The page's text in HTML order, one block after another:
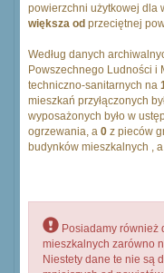
powierzchni użytkowej dla
większa od przeciętnej
Według danych
Powszechnego Ludności i
techniczno-sanitarnych na
mieszkań przyłączonych
wyposażonych było w
ogrzewania, a 0 z pieców
budynków mieszkalnych , a
Posiadamy również
mieszkalnych zarówno
Niestety dane te nie są